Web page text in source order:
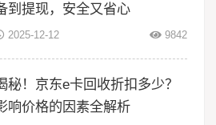
到提现，安全又省心
2025-12-12 9842
秘！京东e卡回收折扣多少？
响价格的因素全解析